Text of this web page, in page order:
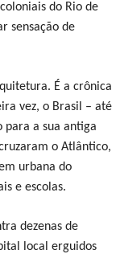
do Rio de
sensação de
É a crônica
vez, o Brasil – até
a sua antiga
o Atlântico,
urbana do
e escolas.
dezenas de
local erguidos